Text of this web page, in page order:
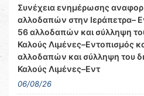
Συνέχεια ενημέρωσης
αλλοδαπών στην Ιεράπετρα–
56 αλλοδαπών και σύλληψη
Καλούς Λιμένες–Εντοπισμός
αλλοδαπών και σύλληψη του
Καλούς Λιμένες–Εντ
06/08/26